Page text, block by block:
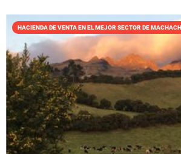
HACIENDA DE VENTA EN EL MEJOR SECTOR DE MACHACHI